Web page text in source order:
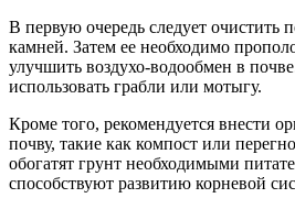
В первую очередь следует очистить
камней. Затем ее необходимо
улучшить воздухо-водообмен в
использовать грабли или мотыгу.
Кроме того, рекомендуется внести
почву, такие как компост или
обогатят грунт необходимыми
способствуют развитию корневой